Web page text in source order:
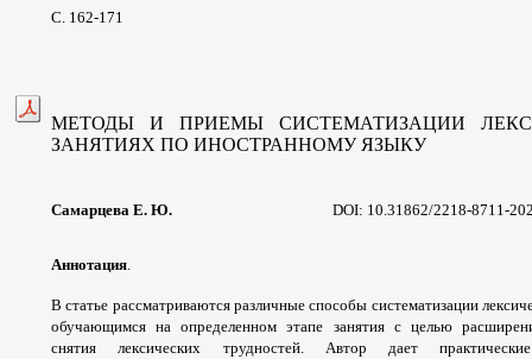
С. 162-171
МЕТОДЫ И ПРИЕМЫ СИСТЕМАТИЗАЦИИ
ЗАНЯТИЯХ ПО ИНОСТРАННОМУ ЯЗЫКУ
Самарцева Е. Ю. DOI: 10.31862/2218-8711-
Аннотация.
В статье рассматриваются различныеспособы систематизации
обучающимся наопределенном этапе занятия с целью
снятиялексических трудностей. Автор дает